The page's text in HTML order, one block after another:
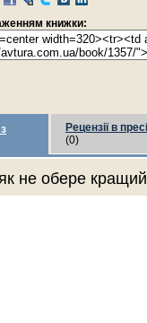
книжки:
Рецензії в пресі
(0)
не обере